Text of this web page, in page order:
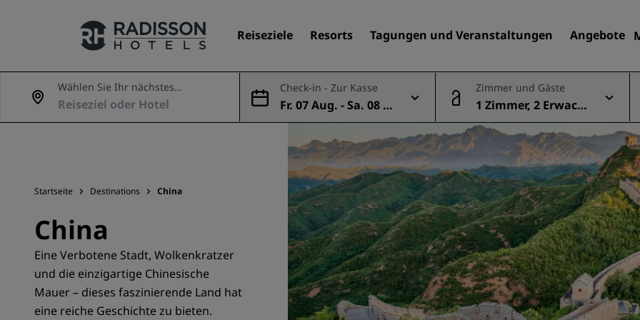
Reiseziele Resorts Tagungen und Veranstaltungen Angebote
Unsere Marken
Finden Sie Ihr Hotel
Reiseziele
Resorts
Serviced Apartments
Flughafenhotels
Neue und geplante Hotels
Tagungen und
Veranstaltungen
Entdecken Sie Radisson
Wählen Sie Ihr nächstes
Abenteuer
Check-in - Zur Kasse
Fr. 07 Aug. - Sa. 08 A
ug.
Zimmer und Gäste
1 Zimmer, 2 Erwach
sene
Startseite Destinations China
China
Eine Verbotene Stadt, Wolkenkratzer
und die einzigartige Chinesische
Mauer – dieses faszinierende Land hat
eine reiche Geschichte zu bieten.